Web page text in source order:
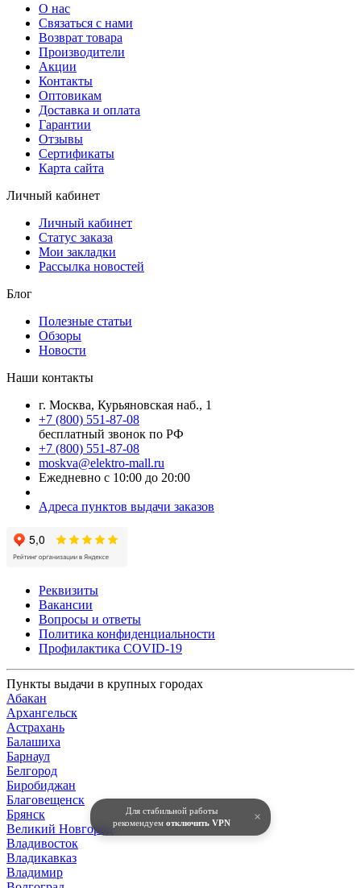
Для стабильной работы
рекомендуем отключить VPN ×
О нас
Связаться с нами
Возврат товара
Производители
Акции
Контакты
Оптовикам
Доставка и оплата
Гарантии
Отзывы
Сертификаты
Карта сайта
Личный кабинет
Личный кабинет
Статус заказа
Мои закладки
Рассылка новостей
Блог
Полезные статьи
Обзоры
Новости
Наши контакты
г. Москва, Курьяновская наб., 1
+7 (800) 551-87-08
бесплатный звонок по РФ
+7 (800) 551-87-08
moskva@elektro-mall.ru
Ежедневно с 10:00 до 20:00
Адреса пунктов выдачи заказов
Реквизиты
Вакансии
Вопросы и ответы
Политика конфиденциальности
Профилактика COVID-19
Пункты выдачи в крупных городах
Абакан
Архангельск
Астрахань
Балашиха
Барнаул
Белгород
Биробиджан
Благовещенск
Брянск
Великий Новгород
Владивосток
Владикавказ
Владимир